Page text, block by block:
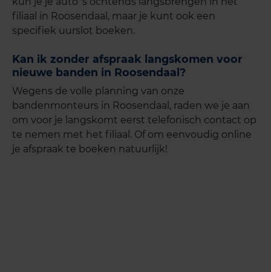
filiaal in Roosendaal, maar je kunt ook een
specifiek uurslot boeken.
Kan ik zonder afspraak langskomen voor
nieuwe banden in Roosendaal?
Wegens de volle planning van onze
bandenmonteurs in Roosendaal, raden we je aan
om voor je langskomt eerst telefonisch contact op
te nemen met het filiaal. Of om eenvoudig online
je afspraak te boeken natuurlijk!